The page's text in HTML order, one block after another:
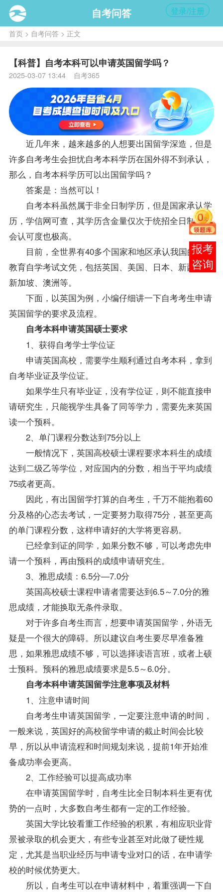
在线
客服
自考问答 登录/注册
首页> 自考问答> 正文
【科普】自考本科可以申请英国留学吗？
2025-03-07 13:44 自考365
近几年来，越来越多的人想要出国留学深造，但是
许多自考考生会担忧自考本科学历在国外得不到承认，
那么，自考本科学历可以出国留学吗？
答案是：当然可以！
自考本科虽然属于非全日制学历，但是国家承认学
历，学信网可查，其学历含金量仅次于统招全日制，社
会认可度也极高。
目前，全世界有40多个国家和地区承认我国的高等
教育自学考试文凭，包括英国、美国、日本、新西兰、
新加坡、澳洲等。
下面，以英国为例，小编仔细讲一下自考考生申请
英国留学的要求及流程。
自考本科申请英国硕士要求
1、获得自考学士学位证
申请英国高校，需要学生顺利通过自考本科，拿到
自考毕业证及学位证。
如果学生只有毕业证，没有学位证，则不能直接申
请研究生，只能视学生具备了同等学力，需要先来英国
读一个预科。
2、单门课程分数达到75分以上
一般情况下，英国高校硕士课程要求本科生的成绩
达到二级乙等学位，对应国内的分数，相当于平均成绩
75或者更高。
因此，有出国留学打算的自考生，千万不能抱着60
分及格的心态去考试，一定要努力取得75分，甚至更高
的单门课程分数，这样申请好的大学将更容易。
已经拿到证的同学，如果分数不够，可以考虑先申
请一个预科，再由预科的成绩申请研究生。
3、雅思成绩：6.5分—7.0分
英国高校硕士课程申请者需要达到6.5～7.0分的雅
思成绩，才能换取无条件录取。
对于许多自考生而言，想要申请英国留学，外语无
疑是一个很大的障碍。所以建议自考生要尽早准备雅
思，如果雅思成绩不够，可以选择读语言班，或者上硕
士预科。预科的雅思成绩要求是5.5～6.0分。
自考本科申请英国留学注意事项及材料
1、注意申请时间
自考考生申请英国留学，一定要注意申请的时间，
一般来说，英国好的高校留学申请的截止时间会比较
早，所以从申请流程和时间规划来说，提前1年开始准
备成功率会更高。
2、工作经验可以提高成功率
在申请英国留学时，自考生比全日制本科生更有优
势的一点时，大多数自考生都有一定的工作经验。
英国大学比较看重工作经验的积累，有相应职业背
景被录取的机会更大，有些专业甚至对此做了硬性规
定，尤其是当职业经历与申请专业对口的话，在申请学
校的时候优势更大。
所以，自考生可以在申请材料中，着重强调一下自